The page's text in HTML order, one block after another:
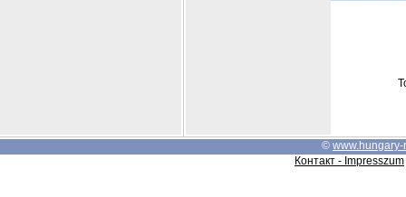
© www.hungary-
Контакт - Impresszum